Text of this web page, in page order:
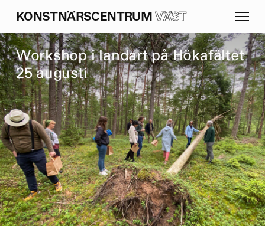
KONSTNÄRSCENTRUM VÄST
Workshop i landart på Hökafältet
25 augusti